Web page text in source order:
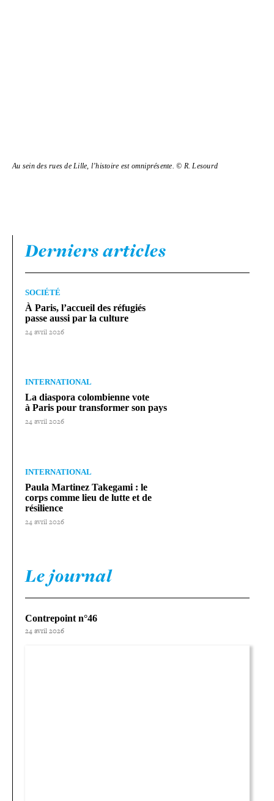
Au sein des rues de Lille, l’his­toire est omni­pré­sente. © R. Lesourd
Derniers articles
SOCIÉTÉ
À Paris, l’accueil des réfugiés
passe aussi par la culture
24 avril 2026
INTERNATIONAL
La diaspora colom­bienne vote
à Paris pour trans­for­mer son pays
24 avril 2026
INTERNATIONAL
Paula Martinez Takegami : le
corps comme lieu de lutte et de
résilience
24 avril 2026
Le journal
Contrepoint n°46
24 avril 2026